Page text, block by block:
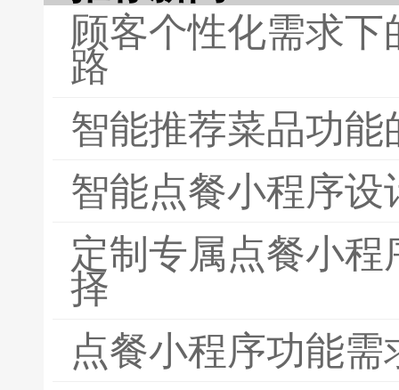
顾客个性化需求
路
智能推荐菜品功
智能点餐小程序设
定制专属点餐小
择
点餐小程序功能